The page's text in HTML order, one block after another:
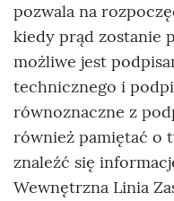
pozwala na
kiedy prąd zostanie
możliwe jest
technicznego i
równoznaczne z
również pamiętać o
znaleźć się
Wewnętrzna Linia